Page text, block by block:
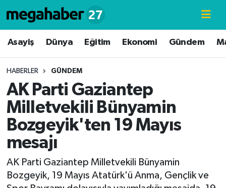
Asayiş Dünya Eğitim Ekonomi Gündem
HABERLER GÜNDEM
AK Parti Gaziantep
Milletvekili Bünyamin
Bozgeyik'ten 19 Mayıs
mesajı
AK Parti Gaziantep Milletvekili Bünyamin
Bozgeyik, 19 Mayıs Atatürk'ü Anma, Gençlik ve
Hava Durumu
Süper Lig Puan Durumu ve Fikstür
Tüm Manşetler
Son Dakika Haberleri
Haber Arşivi